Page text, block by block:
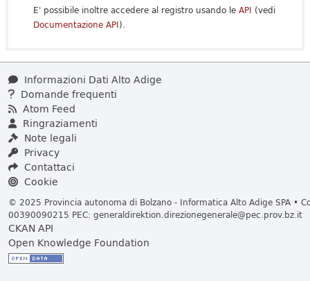
E' possibile inoltre accedere al registro usando le API (vedi
Documentazione API).
Informazioni Dati Alto Adige
Domande frequenti
Atom Feed
Ringraziamenti
Note legali
Privacy
Contattaci
Cookie
© 2025 Provincia autonoma di Bolzano - Informatica Alto Adige SPA •
00390090215 PEC: generaldirektion.direzionegenerale@pec.prov.bz.it
CKAN API
Open Knowledge Foundation